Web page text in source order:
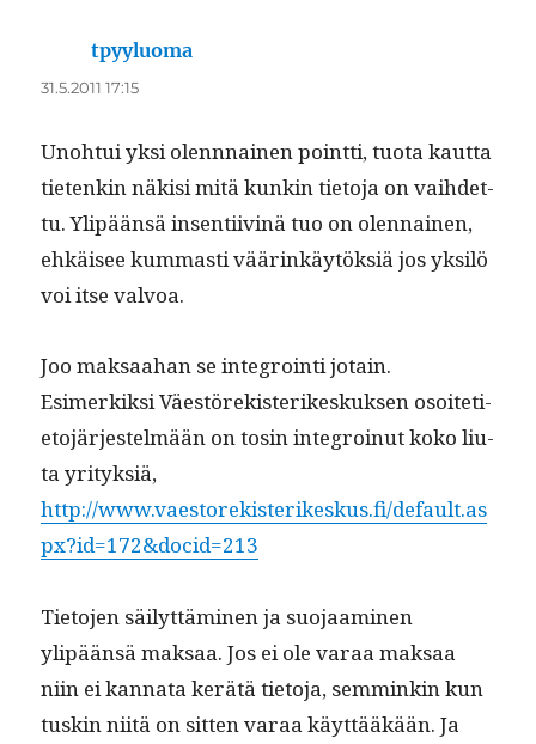
tpyyluoma
31.5.2011 17:15
Uno­h­tui yksi olennnainen point­ti, tuo­ta kaut­ta
tietenkin näk­isi mitä kunkin tieto­ja on vai­hdet­
tu. Ylipään­sä insen­ti­iv­inä tuo on olen­nainen,
ehkäisee kum­masti väärinkäytök­siä jos yksilö
voi itse valvoa.
Joo mak­saa­han se inte­groin­ti jotain.
Esimerkik­si Väestörek­isterikeskuk­sen osoiteti­
eto­jär­jestelmään on tosin inte­groin­ut koko liu­
ta yri­tyk­siä,
http://www.vaestorekisterikeskus.fi/default.as
px?id=172&docid=213
Tieto­jen säi­lyt­tämi­nen ja suo­jaami­nen
ylipään­sä mak­saa. Jos ei ole varaa mak­saa
niin ei kan­na­ta kerätä tieto­ja, sem­minkin kun
tuskin niitä on sit­ten varaa käyt­tääkään. Ja